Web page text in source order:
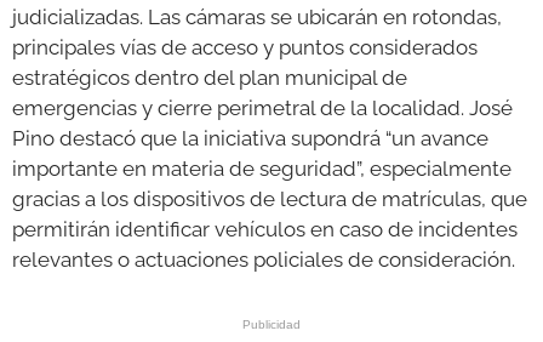
judicializadas. Las cámaras se ubicarán en rotondas,
principales vías de acceso y puntos considerados
estratégicos dentro del plan municipal de
emergencias y cierre perimetral de la localidad. José
Pino destacó que la iniciativa supondrá “un avance
importante en materia de seguridad”, especialmente
gracias a los dispositivos de lectura de matrículas, que
permitirán identificar vehículos en caso de incidentes
relevantes o actuaciones policiales de consideración.